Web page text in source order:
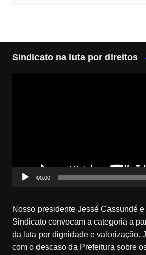
Sindicato na luta por direitos
00:00
Nosso presidente Jessé Cassundé
Sindicato convocam a categoria a
da luta por dignidade e valorização.
com o descaso da Prefeitura sobre